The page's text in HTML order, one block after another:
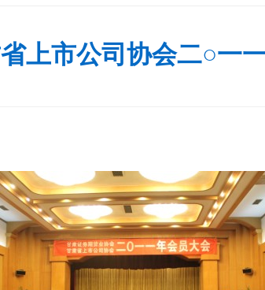
上市公司协会二○一